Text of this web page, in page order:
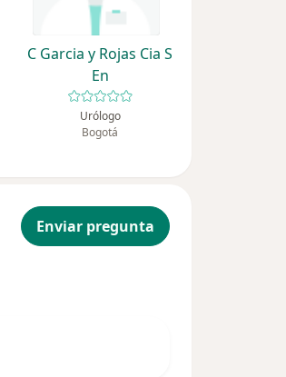
C Garcia y Rojas Cia S
En
Urólogo
Bogotá
Enviar pregunta